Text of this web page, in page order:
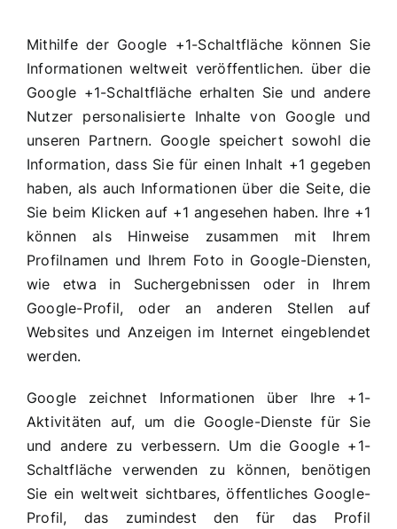
Mithilfe der Google +1-Schaltfläche können Sie
Informationen weltweit veröffentlichen. über die
Google +1-Schaltfläche erhalten Sie und andere
Nutzer personalisierte Inhalte von Google und
unseren Partnern. Google speichert sowohl die
Information, dass Sie für einen Inhalt +1 gegeben
haben, als auch Informationen über die Seite, die
Sie beim Klicken auf +1 angesehen haben. Ihre +1
können als Hinweise zusammen mit Ihrem
Profilnamen und Ihrem Foto in Google-Diensten,
wie etwa in Suchergebnissen oder in Ihrem
Google-Profil, oder an anderen Stellen auf
Websites und Anzeigen im Internet eingeblendet
werden.
Google zeichnet Informationen über Ihre +1-
Aktivitäten auf, um die Google-Dienste für Sie
und andere zu verbessern. Um die Google +1-
Schaltfläche verwenden zu können, benötigen
Sie ein weltweit sichtbares, öffentliches Google-
Profil, das zumindest den für das Profil